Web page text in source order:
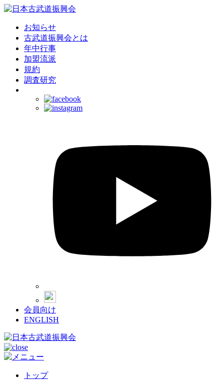
お知らせ
古武道振興会とは
年中行事
加盟流派
規約
調査研究
会員向け
ENGLISH
トップ